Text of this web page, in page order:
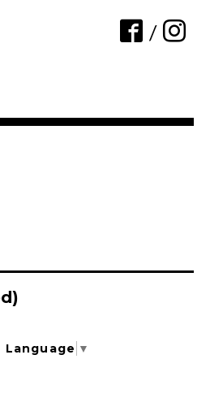
/
Language ▼